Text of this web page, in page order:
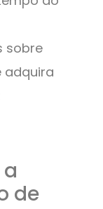
sobre
adquira
de